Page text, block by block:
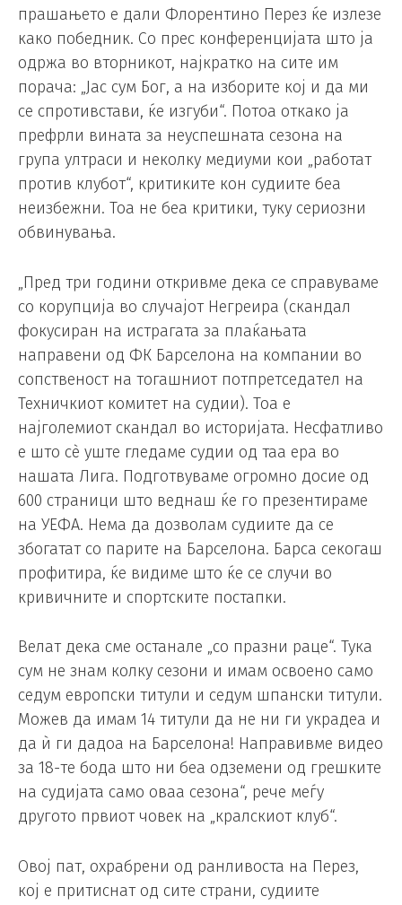
прашањето е дали Флорентино Перез ќе излезе
како победник. Со прес конференцијата што ја
одржа во вторникот, најкратко на сите им
порача: „Јас сум Бог, а на изборите кој и да ми
се спротивстави, ќе изгуби“. Потоа откако ја
префрли вината за неуспешната сезона на
група ултраси и неколку медиуми кои „работат
против клубот“, критиките кон судиите беа
неизбежни. Тоа не беа критики, туку сериозни
обвинувања.
„Пред три години откривме дека се справуваме
со корупција во случајот Негреира (скандал
фокусиран на истрагата за плаќањата
направени од ФК Барселона на компании во
сопственост на тогашниот потпретседател на
Техничкиот комитет на судии). Тоа е
најголемиот скандал во историјата. Несфатливо
е што сè уште гледаме судии од таа ера во
нашата Лига. Подготвуваме огромно досие од
600 страници што веднаш ќе го презентираме
на УЕФА. Нема да дозволам судиите да се
збогатат со парите на Барселона. Барса секогаш
профитира, ќе видиме што ќе се случи во
кривичните и спортските постапки.
Велат дека сме останале „со празни раце“. Тука
сум не знам колку сезони и имам освоено само
седум европски титули и седум шпански титули.
Можев да имам 14 титули да не ни ги украдеа и
да ѝ ги дадоа на Барселона! Направивме видео
за 18-те бода што ни беа одземени од грешките
на судијата само оваа сезона“, рече меѓу
другото првиот човек на „кралскиот клуб“.
Овој пат, охрабрени од ранливоста на Перез,
кој е притиснат од сите страни, судиите